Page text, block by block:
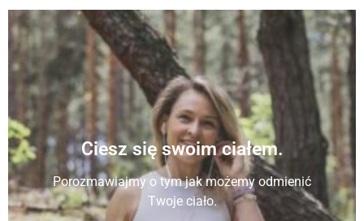
Ciesz się swoim ciałem.
Porozmawiajmy o tym jak możemy odmienić
Twoje ciało.